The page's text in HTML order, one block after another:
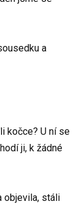
a
kočce? U ní se
ji, k žádné
objevila, stáli